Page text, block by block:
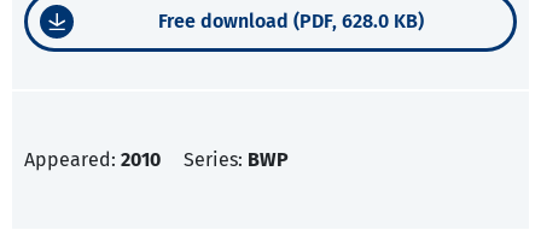
Free download (PDF, 628.0 KB)
Appeared: 2010 Series: BWP